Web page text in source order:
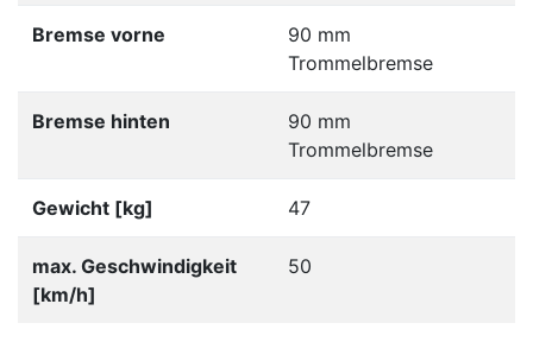
Bremse vorne
90 mm
Trommelbremse
Bremse hinten
90 mm
Trommelbremse
Gewicht [kg] 47
max. Geschwindigkeit
[km/h]
50